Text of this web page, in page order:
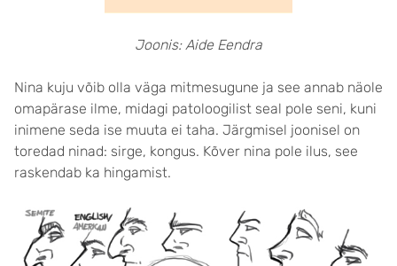
Joonis: Aide Eendra
Nina kuju võib olla väga mitmesugune ja see annab näole
omapärase ilme, midagi patoloogilist seal pole seni, kuni
inimene seda ise muuta ei taha. Järgmisel joonisel on
toredad ninad: sirge, kongus. Kõver nina pole ilus, see
raskendab ka hingamist.